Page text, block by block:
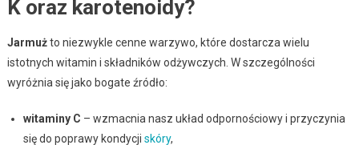
K oraz karotenoidy?
Jarmużto niezwykle cenne warzywo, które dostarcza wielu
istotnych witamin i składników odżywczych. W szczególności
wyróżnia się jako bogate źródło:
witaminy C – wzmacnia nasz układ odpornościowy i przyczynia
się do poprawy kondycji skóry,